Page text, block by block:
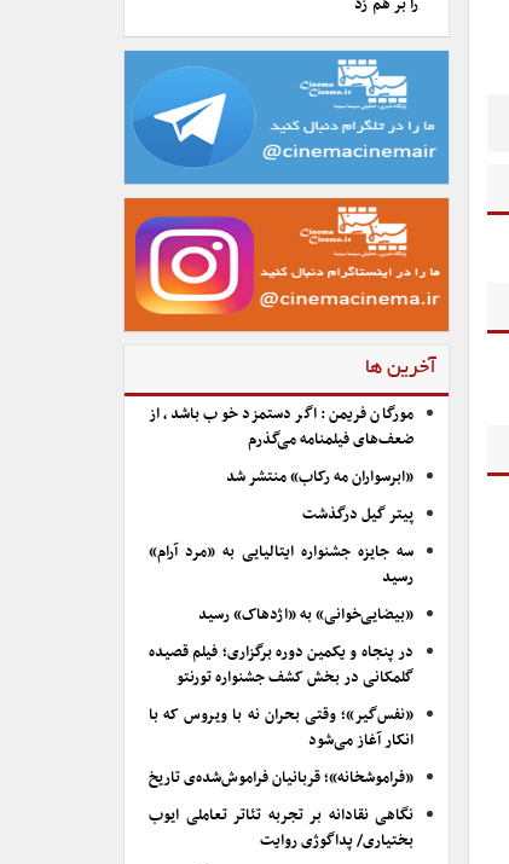
آخرین ها
مورگان فریمن: اگر دستمزد خوب باشد، از
ضعف‌های فیلمنامه می‌گذرم
«ابرسواران مه رکاب» منتشر شد
پیتر گیل درگذشت
سه جایزه جشنواره ایتالیایی به «مرد آرام»
رسید
«بیضایی‌خوانی» به «اژدهاک» رسید
در پنجاه و یکمین دوره برگزاری؛ فیلم قصیده
گلمکانی در بخش کشف جشنواره تورنتو
«نفس‌گیر»؛ وقتی بحران نه با ویروس که با
انکار آغاز می‌شود
«فراموشخانه»؛ قربانیان فراموش‌شده‌ی تاریخ
نگاهی نقادانه بر تجربه تئاتر تعاملی ایوب
بختیاری/ پداگوژی روایت